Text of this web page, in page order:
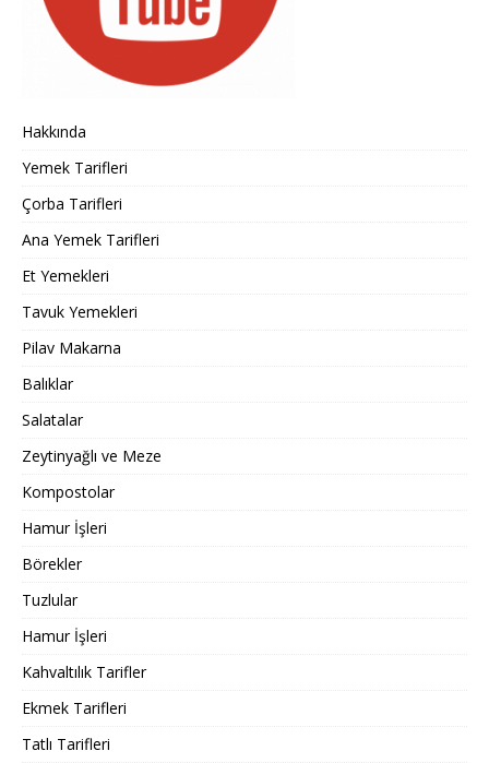
Hakkında
Yemek Tarifleri
Çorba Tarifleri
Ana Yemek Tarifleri
Et Yemekleri
Tavuk Yemekleri
Pilav Makarna
Balıklar
Salatalar
Zeytinyağlı ve Meze
Kompostolar
Hamur İşleri
Börekler
Tuzlular
Hamur İşleri
Kahvaltılık Tarifler
Ekmek Tarifleri
Tatlı Tarifleri